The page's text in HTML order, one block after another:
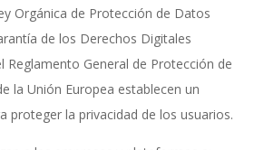
Orgánica de Protección de Datos
de los Derechos Digitales
Reglamento General de Protección de
la Unión Europea establecen un
proteger la privacidad de los usuarios.